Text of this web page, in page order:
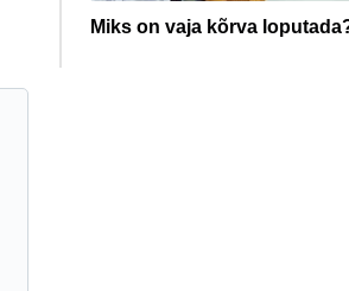
Miks on vaja kõrva